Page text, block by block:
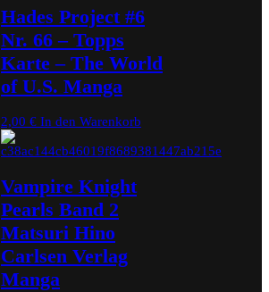
Hades Project #6
Nr. 66 – Topps
Karte – The World
of U.S. Manga
2,00 € In den Warenkorb
Vampire Knight
Pearls Band 2
Matsuri Hino
Carlsen Verlag
Manga